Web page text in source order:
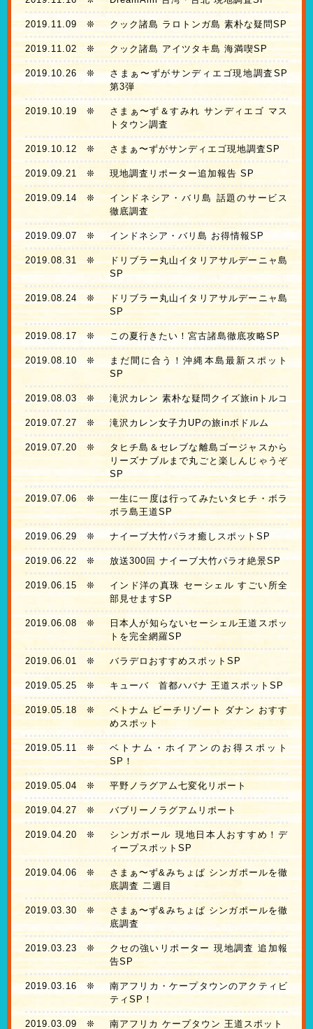
2019.11.09❊ クック諸島 ラロトンガ島 素朴な疑問SP
2019.11.02❊ クック諸島 アイツタキ島 海満喫SP
2019.10.26❊
さまぁ〜ずがサンディエゴ現地調査SP
第3弾
2019.10.19 ❊
さまぁ〜ず＆すみれ サンディエゴ マス
トタウン調査
2019.10.12 ❊ さまぁ〜ずがサンディエゴ現地調査SP
2019.09.21 ❊ 現地調査リポーター追加報告 SP
2019.09.14❊
インドネシア・バリ島 話題のサービス
徹底調査
2019.09.07 ❊ インドネシア・バリ島 お得情報SP
2019.08.31 ❊
ドリブラー丸山イタリアサルデーニャ島
SP
2019.08.24 ❊
ドリブラー丸山イタリアサルデーニャ島
SP
2019.08.17❊ この夏行きたい！宮古諸島徹底攻略SP
2019.08.10 ❊
まだ間に合う！沖縄本島最新スポット
SP
2019.08.03 ❊ 滝沢カレン 素朴な疑問クイズ旅inトルコ
2019.07.27 ❊ 滝沢カレン女子力UPの旅inボドルム
2019.07.20 ❊
タヒチ島＆セレブな離島ゴージャスから
リーズナブルまで丸ごと楽しんじゃうぞ
SP
2019.07.06❊
一生に一度は行ってみたいタヒチ・ボラ
ボラ島王道SP
2019.06.29 ❊ ナイーブ大竹パラオ癒しスポットSP
2019.06.22 ❊ 放送300回 ナイーブ大竹パラオ絶景SP
2019.06.15 ❊
インド洋の真珠 セーシェル すごい所全
部見せますSP
2019.06.08 ❊
日本人が知らないセーシェル王道スポッ
トを完全網羅SP
2019.06.01 ❊ バラデロおすすめスポットSP
2019.05.25 ❊ キューバ 首都ハバナ 王道スポットSP
2019.05.18 ❊
ベトナム ビーチリゾート ダナン おすす
めスポット
2019.05.11 ❊
ベトナム・ホイアンのお得スポット
SP！
2019.05.04 ❊ 平野ノラグアム七変化リポート
2019.04.27 ❊ バブリーノラグアムリポート
2019.04.20 ❊
シンガポール 現地日本人おすすめ！デ
ィープスポットSP
2019.04.06 ❊
さまぁ〜ず&みちょぱ シンガポールを徹
底調査 二週目
2019.03.30 ❊
さまぁ〜ず&みちょぱ シンガポールを徹
底調査
2019.03.23 ❊
クセの強いリポーター 現地調査 追加報
告SP
2019.03.16 ❊
南アフリカ・ケープタウンのアクティビ
ティSP！
2019.03.09 ❊ 南アフリカ ケープタウン 王道スポット